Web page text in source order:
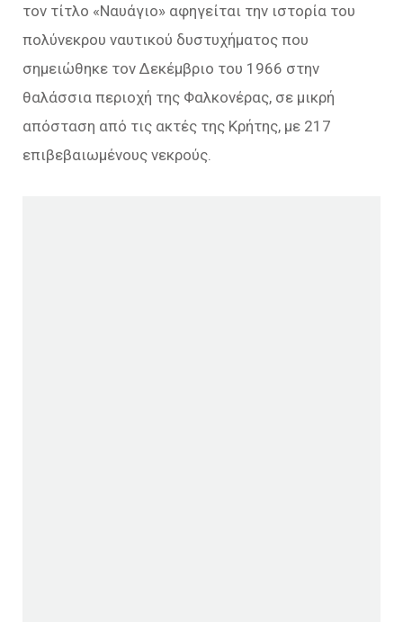
τον τίτλο «Ναυάγιο» αφηγείται την ιστορία του
πολύνεκρου ναυτικού δυστυχήματος που
σημειώθηκε τον Δεκέμβριο του 1966 στην
θαλάσσια περιοχή της Φαλκονέρας, σε μικρή
απόσταση από τις ακτές της Κρήτης, με 217
επιβεβαιωμένους νεκρούς.